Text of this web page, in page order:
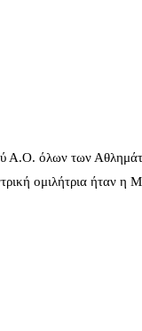
Α.Ο. όλων των
ομιλήτρια ήταν η